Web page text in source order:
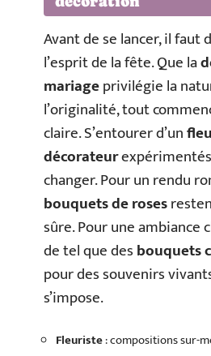
Avant de se lancer, il
l’esprit de la fête. Que la
mariageprivilégie la
l’originalité, tout
claire. S’entourer d’un
décorateur
changer. Pour un rendu
bouquets de roses
sûre. Pour une ambiance
de tel que desbouquets
pour des souvenirs
s’impose.
Fleuriste: compositions sur-